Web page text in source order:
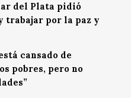
del Plata pidió
trabajar por la paz y
cansado de
pobres, pero no